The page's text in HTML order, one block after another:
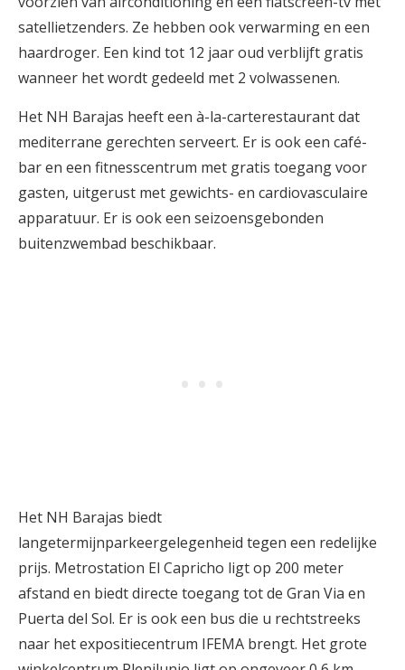
satellietzenders. Ze hebben ook verwarming en een
haardroger. Een kind tot 12 jaar oud verblijft gratis
wanneer het wordt gedeeld met 2 volwassenen.
Het NH Barajas heeft een à-la-carterestaurant dat
mediterrane gerechten serveert. Er is ook een café-
bar en een fitnesscentrum met gratis toegang voor
gasten, uitgerust met gewichts- en cardiovasculaire
apparatuur. Er is ook een seizoensgebonden
buitenzwembad beschikbaar.
Het NH Barajas biedt
langetermijnparkeergelegenheid tegen een redelijke
prijs. Metrostation El Capricho ligt op 200 meter
afstand en biedt directe toegang tot de Gran Via en
Puerta del Sol. Er is ook een bus die u rechtstreeks
naar het expositiecentrum IFEMA brengt. Het grote